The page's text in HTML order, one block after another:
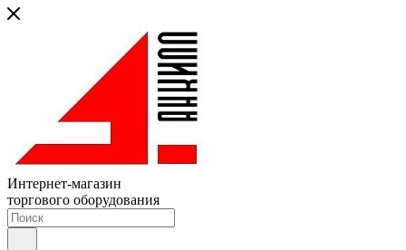
Интернет-магазин
торгового оборудования